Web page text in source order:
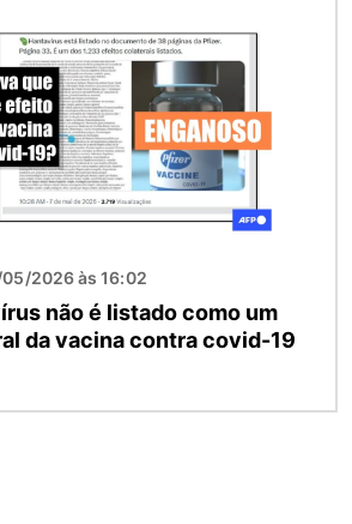
2026 às 16:02
não é listado como um
da vacina contra covid-19